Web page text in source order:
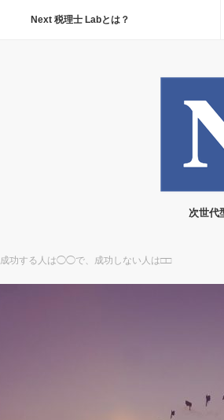
Next 税理士 Labとは？
次世代
成功する人は◯◯で、成功しない人は□□